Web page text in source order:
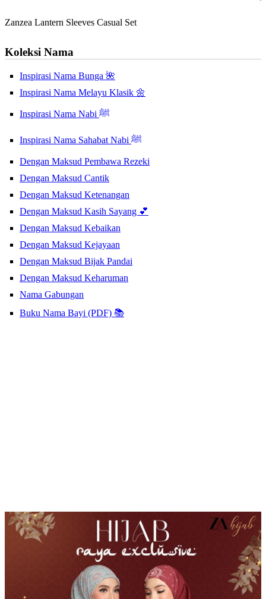
Zanzea Lantern Sleeves Casual Set
Koleksi Nama
Inspirasi Nama Bunga 🌺
Inspirasi Nama Melayu Klasik 🌼
Inspirasi Nama Nabi ﷺ
Inspirasi Nama Sahabat Nabi ﷺ
Dengan Maksud Pembawa Rezeki
Dengan Maksud Cantik
Dengan Maksud Ketenangan
Dengan Maksud Kasih Sayang 💕
Dengan Maksud Kebaikan
Dengan Maksud Kejayaan
Dengan Maksud Bijak Pandai
Dengan Maksud Keharuman
Nama Gabungan
Buku Nama Bayi (PDF) 📚